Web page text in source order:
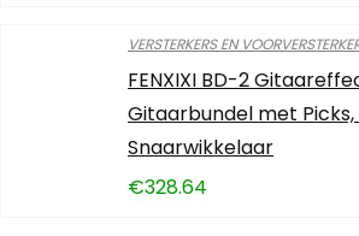
VERSTERKERS EN
FENXIXI BD-2
Gitaarbundel met
Snaarwikkelaar
€328.64